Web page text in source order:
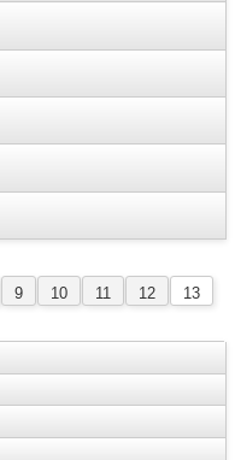
9 10 11 12
13